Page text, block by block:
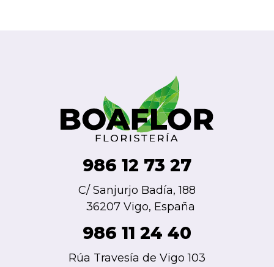
986 12 73 27
C/ Sanjurjo Badía, 188
36207 Vigo, España
986 11 24 40
Rúa Travesía de Vigo 103